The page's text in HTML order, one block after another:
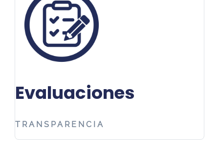
Evaluaciones
TRANSPARENCIA